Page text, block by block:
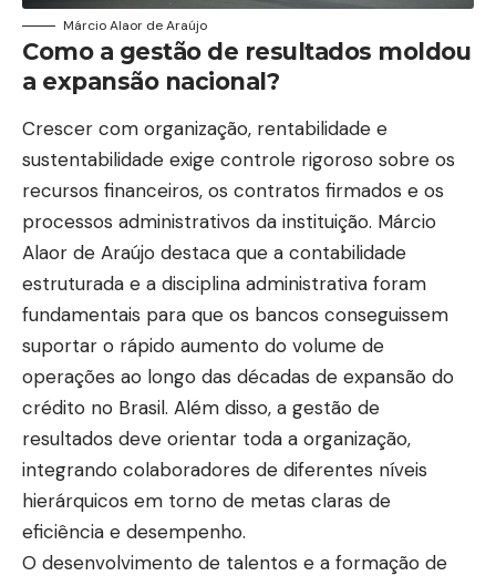
Márcio Alaor de Araújo
Como a gestão de resultados moldou
a expansão nacional?
Crescer com organização, rentabilidade e
sustentabilidade exige controle rigoroso sobre os
recursos financeiros, os contratos firmados e os
processos administrativos da instituição. Márcio
Alaor de Araújo destaca que a contabilidade
estruturada e a disciplina administrativa foram
fundamentais para que os bancos conseguissem
suportar o rápido aumento do volume de
operações ao longo das décadas de expansão do
crédito no Brasil. Além disso, a gestão de
resultados deve orientar toda a organização,
integrando colaboradores de diferentes níveis
hierárquicos em torno de metas claras de
eficiência e desempenho.
O desenvolvimento de talentos e a formação de